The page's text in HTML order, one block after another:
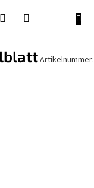
Artikelnummer: